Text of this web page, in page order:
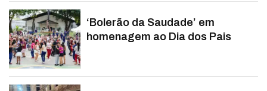
‘Bolerão da Saudade’ em
homenagem ao Dia dos Pais